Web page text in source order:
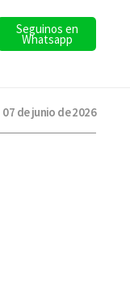
Seguinos en
Whatsapp
07 de junio de 2026